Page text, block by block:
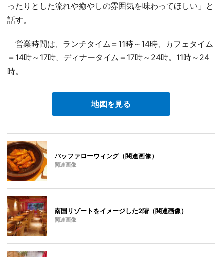
ったりとした流れや癒やしの雰囲気を味わってほしい」と
話す。
営業時間は、ランチタイム＝11時～14時、カフェタイム
＝14時～17時、ディナータイム＝17時～24時。11時～24
時。
地図を見る
バッファローウィング（関連画像）
関連画像
南国リゾートをイメージした2階（関連画像）
関連画像